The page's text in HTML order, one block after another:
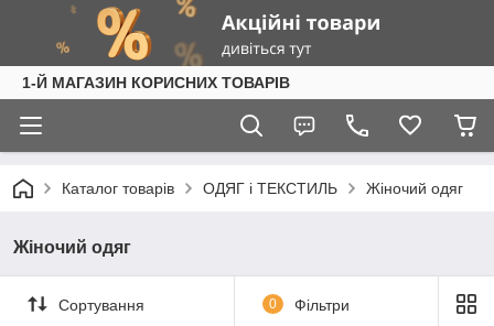
1-Й МАГАЗИН КОРИСНИХ ТОВАРІВ
Каталог товарів ОДЯГ і ТЕКСТИЛЬ Жіночий одяг
Жіночий одяг
Сортування 0 Фільтри